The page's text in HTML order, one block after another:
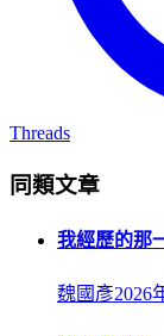
Threads
同類文章
我經歷的那
魏國彥2026